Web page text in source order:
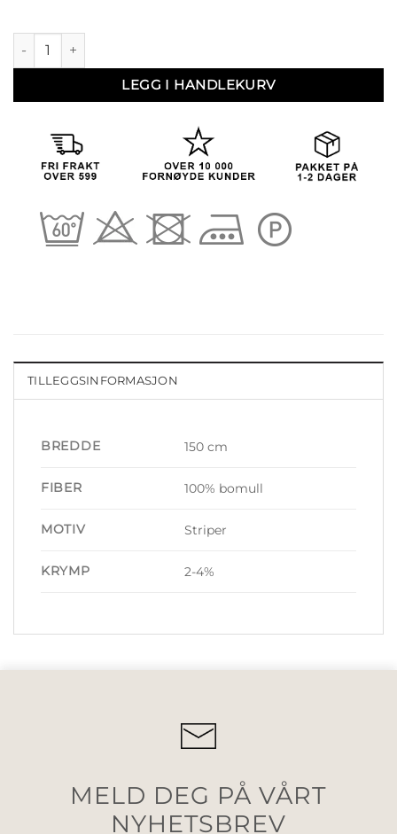
Busserull 1914 antall
LEGG I HANDLEKURV
TILLEGGSINFORMASJON
BREDDE 150 cm
FIBER 100% bomull
MOTIV Striper
KRYMP 2-4%
MELD DEG PÅ VÅRT
NYHETSBREV